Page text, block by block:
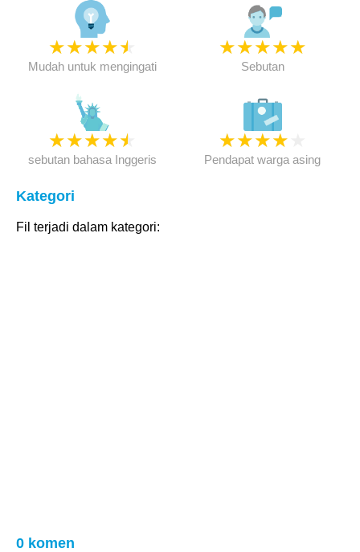
★★★★★
Mudah untuk mengingati
★★★★★
Sebutan
★★★★★
sebutan bahasa Inggeris
★★★★
Pendapat warga asing
Kategori
Fil terjadi dalam kategori:
0 komen